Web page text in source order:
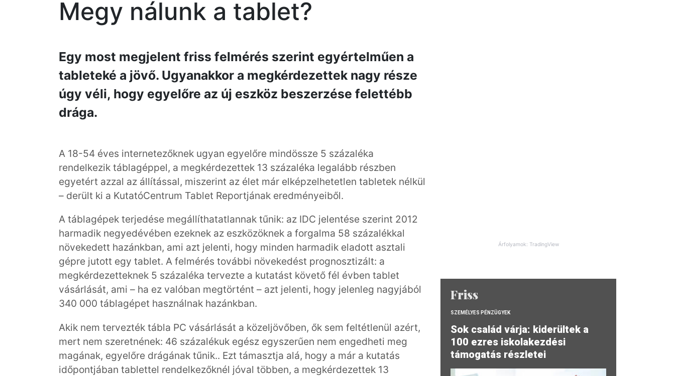
Megy nálunk a tablet?
Egy most megjelent friss felmérés szerint egyértelműen a
tableteké a jövő. Ugyanakkor a megkérdezettek nagy része
úgy véli, hogy egyelőre az új eszköz beszerzése felettébb
drága.
A 18-54 éves internetezőknek ugyan egyelőre mindössze 5 százaléka
rendelkezik táblagéppel, a megkérdezettek 13 százaléka legalább részben
egyetért azzal az állítással, miszerint az élet már elképzelhetetlen tabletek nélkül
– derült ki a KutatóCentrum Tablet Reportjának eredményeiből.
A táblagépek terjedése megállíthatatlannak tűnik: az IDC jelentése szerint 2012
harmadik negyedévében ezeknek az eszközöknek a forgalma 58 százalékkal
növekedett hazánkban, ami azt jelenti, hogy minden harmadik eladott asztali
gépre jutott egy tablet. A felmérés további növekedést prognosztizált: a
megkérdezetteknek 5 százaléka tervezte a kutatást követő fél évben tablet
vásárlását, ami – ha ez valóban megtörtént – azt jelenti, hogy jelenleg nagyjából
340 000 táblagépet használnak hazánkban.
Akik nem tervezték tábla PC vásárlását a közeljövőben, ők sem feltétlenül azért,
mert nem szeretnének: 46 százalékuk egész egyszerűen nem engedheti meg
magának, egyelőre drágának tűnik.. Ezt támasztja alá, hogy a már a kutatás
időpontjában tablettel rendelkezőknél jóval többen, a megkérdezettek 13
Árfolyamok: TradingView
Friss
SZEMÉLYES PÉNZÜGYEK
Sok család várja: kiderültek a
100 ezres iskolakezdési
támogatás részletei